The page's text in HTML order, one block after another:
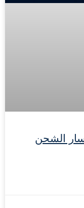
الشحن